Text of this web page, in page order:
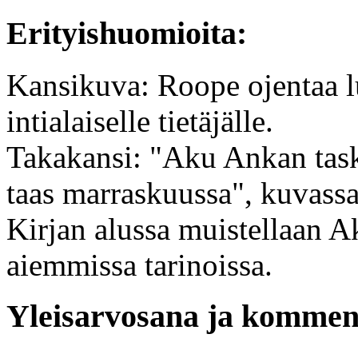
Erityishuomioita:
Kansikuva: Roope ojentaa
intialaiselle tietäjälle.
Takakansi: "Aku Ankan
taas marraskuussa",
Kirjan alussa muistellaan
aiemmissa tarinoissa.
Yleisarvosana ja